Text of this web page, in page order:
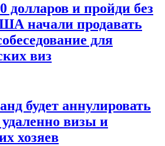
долларов и пройди без
начали продавать
для
виз
будет аннулировать
визы и
хозяев